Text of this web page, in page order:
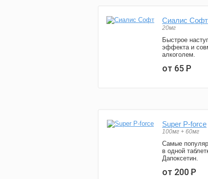
Сиалис Софт
20мг
Быстрое
эффекта и
алкоголем.
от 65Р
Super P-force
100мг + 60мг
Самые
в одной
Дапоксетин.
от 200Р